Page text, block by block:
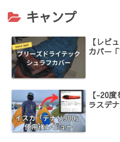
キャンプ
【レビ
カバー
【-20
ラスデ